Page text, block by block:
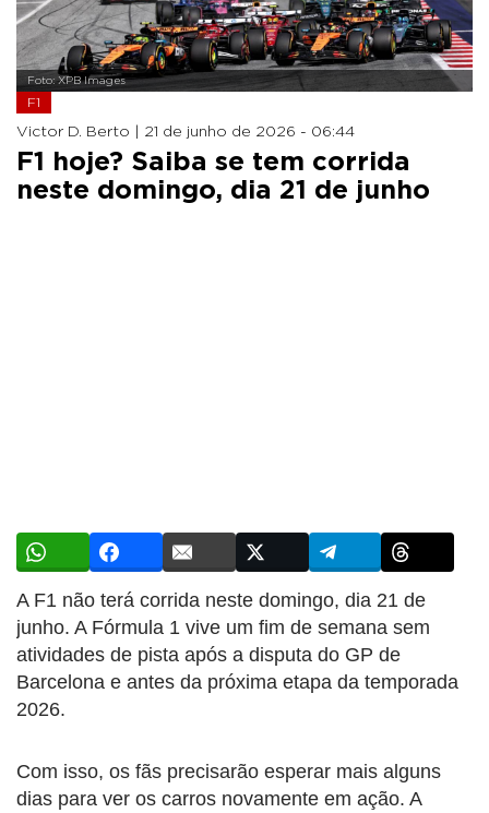
Foto: XPB Images
F1
Victor D. Berto | 21 de junho de 2026 - 06:44
F1 hoje? Saiba se tem corrida
neste domingo, dia 21 de junho
A F1 não terá corrida neste domingo, dia 21 de
junho. A Fórmula 1 vive um fim de semana sem
atividades de pista após a disputa do GP de
Barcelona e antes da próxima etapa da temporada
2026.
Com isso, os fãs precisarão esperar mais alguns
dias para ver os carros novamente em ação. A